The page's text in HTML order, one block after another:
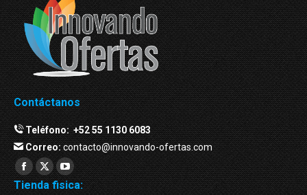
Contáctanos
Teléfono:+52 55 1130 6083
Correo:contacto@innovando-ofertas.com
Facebook
page
Twitter
page
YouTube
page
Tienda fisica: